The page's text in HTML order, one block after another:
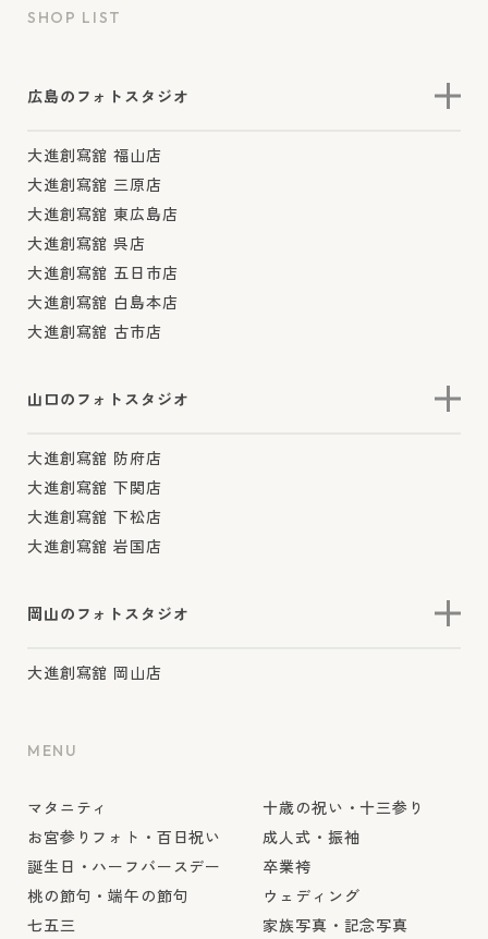
SHOP LIST
広島のフォトスタジオ
大進創寫舘 福山店
大進創寫舘 三原店
大進創寫舘 東広島店
大進創寫舘 呉店
大進創寫舘 五日市店
大進創寫舘 白島本店
大進創寫舘 古市店
山口のフォトスタジオ
大進創寫舘 防府店
大進創寫舘 下関店
大進創寫舘 下松店
大進創寫舘 岩国店
岡山のフォトスタジオ
大進創寫舘 岡山店
MENU
マタニティ
お宮参りフォト・百日祝い
誕生日・ハーフバースデー
桃の節句・端午の節句
七五三
十歳の祝い・十三参り
成人式・振袖
卒業袴
ウェディング
家族写真・記念写真